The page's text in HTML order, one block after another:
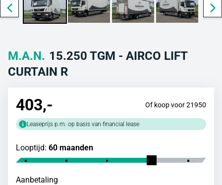
M.A.N. 15.250 TGM - AIRCO LIFT
CURTAIN R
403,- Of koop voor 21950
Leaseprijs p.m. op basis van financial lease
Looptijd: 60 maanden
Aanbetaling